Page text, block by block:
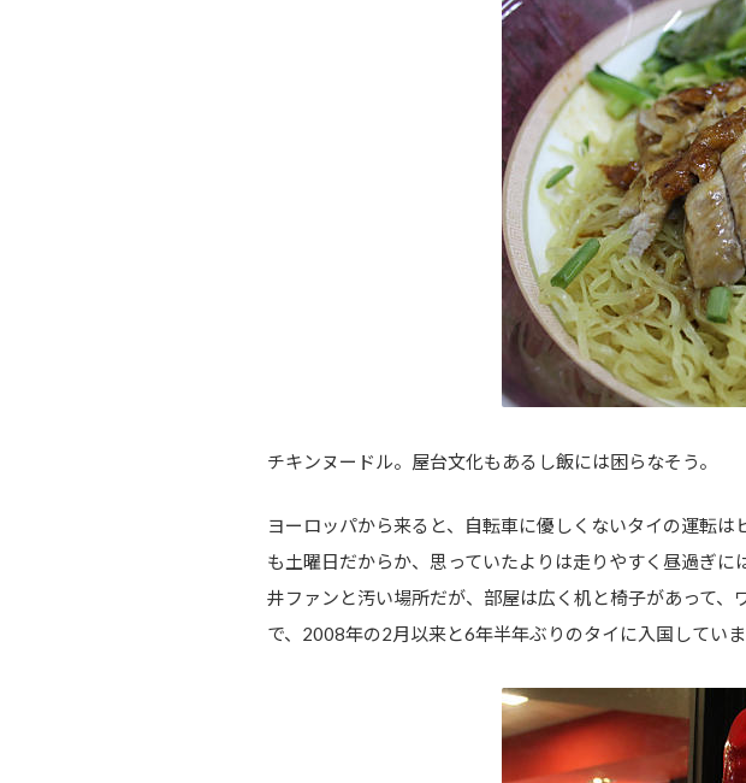
チキンヌードル。屋台文化もあるし飯には困らなそう。
ヨーロッパから来ると、自転車に優しくないタイの運転
も土曜日だからか、思っていたよりは走りやすく昼過ぎ
井ファンと汚い場所だが、部屋は広く机と椅子があって
で、2008年の2月以来と6年半年ぶりのタイに入国していま